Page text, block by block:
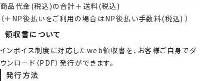
商品代金(税込)の合計＋送料(税込)
（＋NP後払いをご利用の場合はNP後払い手数料(税込) ）
領収書について
インボイス制度に対応したweb領収書を、お客様ご自身でダ
ウンロード（PDF）発行ができます。
発行方法